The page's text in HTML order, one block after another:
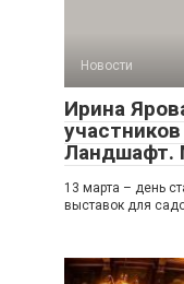
Новости
Ирина
Ландшафт.
13 марта – день
выставок для